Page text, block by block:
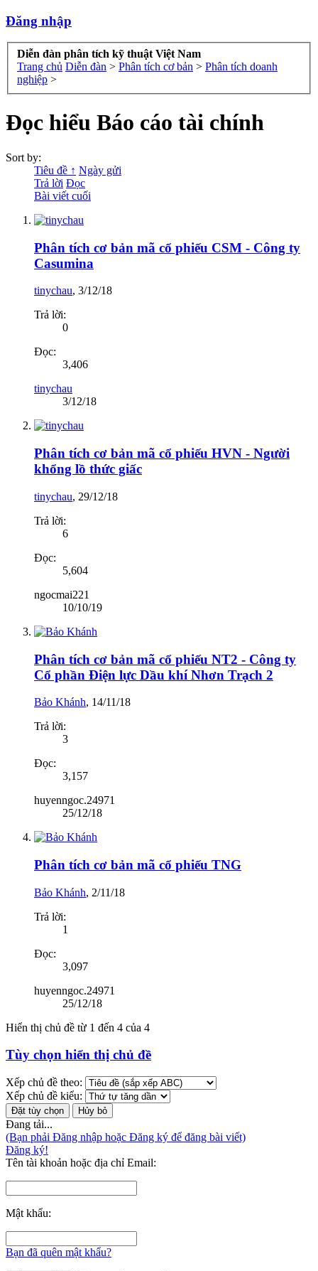
Đăng nhập
Diễn đàn phân tích kỹ thuật Việt Nam
Trang chủ Diễn đàn > Phân tích cơ bản > Phân tích doanh
nghiệp >
Đọc hiểu Báo cáo tài chính
Sort by:
Tiêu đề ↑ Ngày gửi
Trả lời Đọc
Bài viết cuối
Phân tích cơ bản mã cổ phiếu CSM - Công ty
Casumina
tinychau, 3/12/18
Trả lời:
0
Đọc:
3,406
tinychau
3/12/18
Phân tích cơ bản mã cổ phiếu HVN - Người
khổng lồ thức giấc
tinychau, 29/12/18
Trả lời:
6
Đọc:
5,604
ngocmai221
10/10/19
Phân tích cơ bản mã cổ phiếu NT2 - Công ty
Cổ phần Điện lực Dầu khí Nhơn Trạch 2
Bảo Khánh, 14/11/18
Trả lời:
3
Đọc:
3,157
huyenngoc.24971
25/12/18
Phân tích cơ bản mã cổ phiếu TNG
Bảo Khánh, 2/11/18
Trả lời:
1
Đọc:
3,097
huyenngoc.24971
25/12/18
Hiển thị chủ đề từ 1 đến 4 của 4
Tùy chọn hiển thị chủ đề
Xếp chủ đề theo:
Xếp chủ đề kiểu:
Đang tải...
(Bạn phải Đăng nhập hoặc Đăng ký để đăng bài viết)
Đăng ký!
Tên tài khoản hoặc địa chỉ Email:
Mật khẩu:
Bạn đã quên mật khẩu?